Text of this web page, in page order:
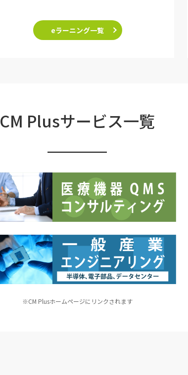
eラーニング一覧
CM Plusサービス一覧
※CM Plusホームページにリンクされます